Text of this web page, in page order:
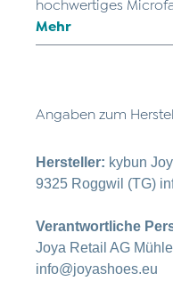
Mehr
Angaben zum
Hersteller: kybun
9325 Roggwil (TG)
Verantwortliche
Joya Retail AG
info@joyashoes.eu